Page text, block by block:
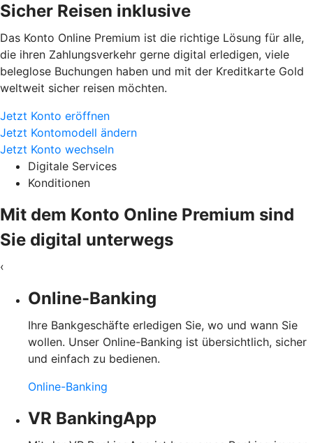
Sicher Reisen inklusive
Das Konto Online Premium ist die richtige Lösung für alle,
die ihren Zahlungsverkehr gerne digital erledigen, viele
beleglose Buchungen haben und mit der Kreditkarte Gold
weltweit sicher reisen möchten.
Jetzt Konto eröffnen
Jetzt Kontomodell ändern
Jetzt Konto wechseln
Digitale Services
Konditionen
Mit dem Konto Online Premium sind
Sie digital unterwegs
‹
Online-Banking
Ihre Bankgeschäfte erledigen Sie, wo und wann Sie
wollen. Unser Online-Banking ist übersichtlich, sicher
und einfach zu bedienen.
Online-Banking
VR BankingApp